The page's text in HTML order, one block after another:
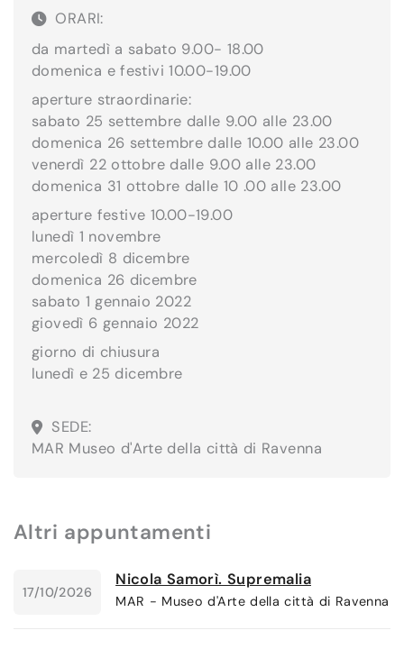
ORARI:
da martedì a sabato 9.00- 18.00
domenica e festivi 10.00-19.00
aperture straordinarie:
sabato 25 settembre dalle 9.00 alle 23.00
domenica 26 settembre dalle 10.00 alle 23.00
venerdì 22 ottobre dalle 9.00 alle 23.00
domenica 31 ottobre dalle 10 .00 alle 23.00
aperture festive 10.00-19.00
lunedì 1 novembre
mercoledì 8 dicembre
domenica 26 dicembre
sabato 1 gennaio 2022
giovedì 6 gennaio 2022
giorno di chiusura
lunedì e 25 dicembre
SEDE:
MAR Museo d'Arte della città di Ravenna
Altri appuntamenti
17/10/2026
Nicola Samorì. Supremalia
MAR - Museo d'Arte della città di Ravenna